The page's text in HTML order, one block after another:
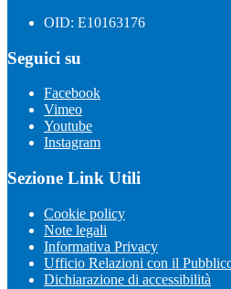
OID: E10163176
Seguici su
Facebook
Vimeo
Youtube
Instagram
Sezione Link Utili
Cookie policy
Note legali
Informativa Privacy
Ufficio Relazioni con il
Dichiarazione di accessibilità